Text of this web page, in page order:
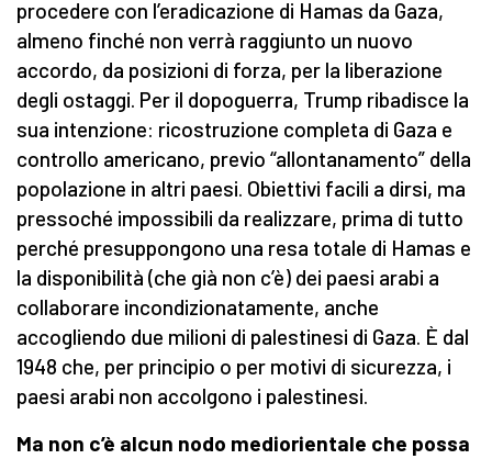
procedere con l’eradicazione di Hamas da Gaza,
almeno finché non verrà raggiunto un nuovo
accordo, da posizioni di forza, per la liberazione
degli ostaggi. Per il dopoguerra, Trump ribadisce la
sua intenzione: ricostruzione completa di Gaza e
controllo americano, previo “allontanamento” della
popolazione in altri paesi. Obiettivi facili a dirsi, ma
pressoché impossibili da realizzare, prima di tutto
perché presuppongono una resa totale di Hamas e
la disponibilità (che già non c’è) dei paesi arabi a
collaborare incondizionatamente, anche
accogliendo due milioni di palestinesi di Gaza. È dal
1948 che, per principio o per motivi di sicurezza, i
paesi arabi non accolgono i palestinesi.
Ma non c’è alcun nodo mediorientale che possa